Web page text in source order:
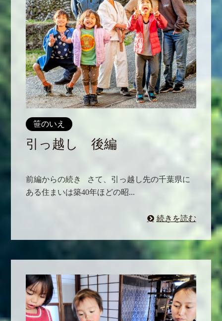
笹のいえ
引っ越し 後編
前編からの続き さて、引っ越し先の千葉県に
ある住まいは築40年ほどの昭...
続きを読む